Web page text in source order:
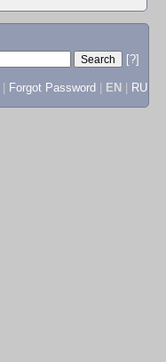
[?]
Forgot Password EN RU